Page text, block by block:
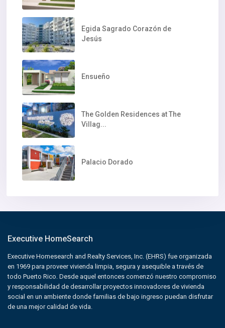
Egida Sagrado Corazón de
Jesús
Ensueño
The Golden Residences at The
Villag...
Palacio Dorado
Executive HomeSearch
Executive Homesearch and Realty Services, Inc. (EHRS) fue organizada
en 1969 para proveer vivienda limpia, segura y asequible a través de
todo Puerto Rico. Desde aquel entonces comenzó nuestro compromiso
y responsabilidad de desarrollar proyectos innovadores de vivienda
social en un ambiente donde familias de bajo ingreso puedan disfrutar
de una mejor calidad de vida.